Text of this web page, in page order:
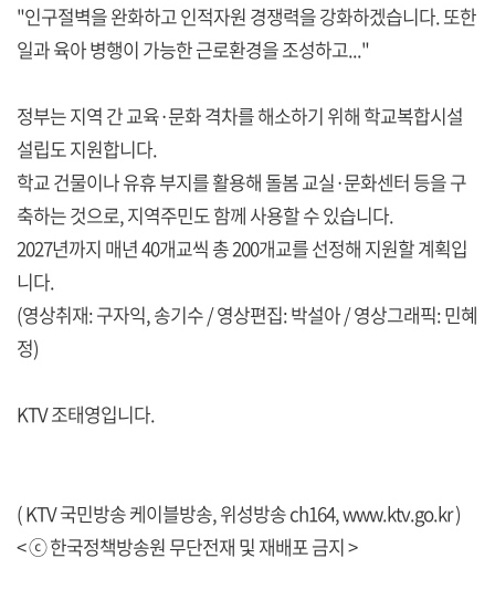
"인구절벽을 완화하고 인적자원 경쟁력을 강화하겠습니다. 또한
일과 육아 병행이 가능한 근로환경을 조성하고..."
정부는 지역 간 교육·문화 격차를 해소하기 위해 학교복합시설
설립도 지원합니다.
학교 건물이나 유휴 부지를 활용해 돌봄 교실·문화센터 등을 구
축하는 것으로, 지역주민도 함께 사용할 수 있습니다.
2027년까지 매년 40개교씩 총 200개교를 선정해 지원할 계획입
니다.
(영상취재: 구자익, 송기수 / 영상편집: 박설아 / 영상그래픽: 민혜
정)
KTV 조태영입니다.
( KTV 국민방송 케이블방송, 위성방송 ch164,www.ktv.go.kr)
< ⓒ 한국정책방송원 무단전재 및 재배포 금지 >